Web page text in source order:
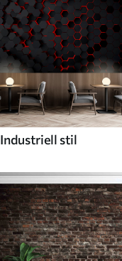
Industriell stil